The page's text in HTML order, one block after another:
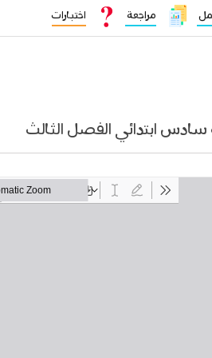
مراجعة اختبارات
سادس ابتدائي الفصل الثالث